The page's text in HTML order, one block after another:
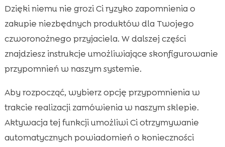
Dzięki niemu nie grozi Ci ryzyko zapomnienia o
zakupie niezbędnych produktów dla Twojego
czworonożnego przyjaciela. W dalszej części
znajdziesz instrukcje umożliwiające skonfigurowanie
przypomnień w naszym systemie.
Aby rozpocząć, wybierz opcję przypomnienia w
trakcie realizacji zamówienia w naszym sklepie.
Aktywacja tej funkcji umożliwi Ci otrzymywanie
automatycznych powiadomień o konieczności